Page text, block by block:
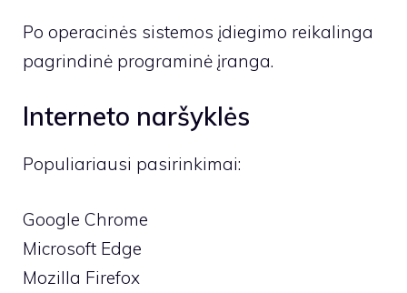
Po operacinės sistemos įdiegimo reikalinga
pagrindinė programinė įranga.
Interneto naršyklės
Populiariausi pasirinkimai:
Google Chrome
Microsoft Edge
Mozilla Firefox